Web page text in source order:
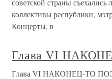
советской страны
коллективы республики,
Концерты, в
Глава VI
Глава VI НАКОНЕЦ-ТО ПОЭ!